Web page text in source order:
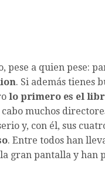
pese a quien pese:
. Si además tienes
lo primero es el
muchos
y, con él, sus
. Entre todos han
gran pantalla y